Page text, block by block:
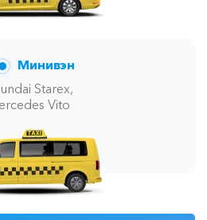
Минивэн
Starex,
Vito